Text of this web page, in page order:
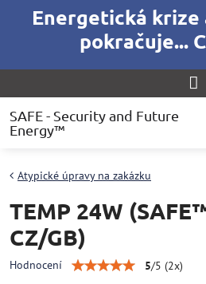
Energetická krize
pokračuje...
SAFE - Security and Future
Energy™
Atypické úpravy na zakázku
TEMP 24W
CZ/GB)
Hodnocení 5/5 (2x)